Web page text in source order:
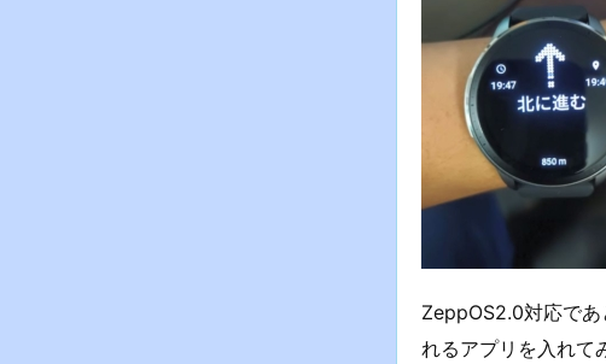
ZeppOS2.0対応で
れるアプリを入れて